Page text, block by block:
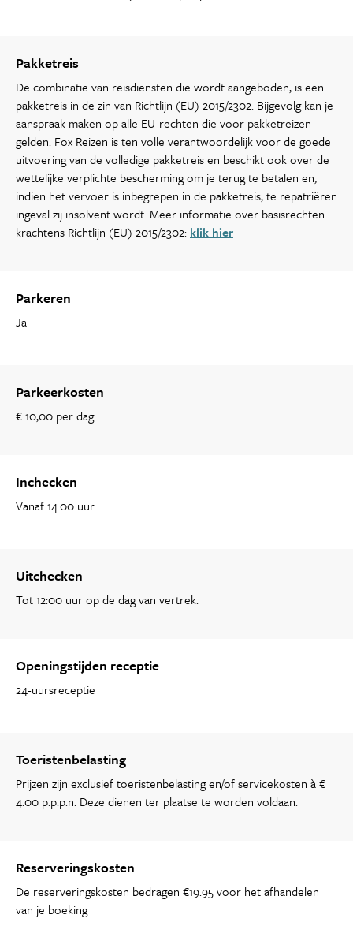
Pakketreis
De combinatie van reisdiensten die wordt aangeboden, is een
pakketreis in de zin van Richtlijn (EU) 2015/2302. Bijgevolg kan je
aanspraak maken op alle EU-rechten die voor pakketreizen
gelden. Fox Reizen is ten volle verantwoordelijk voor de goede
uitvoering van de volledige pakketreis en beschikt ook over de
wettelijke verplichte bescherming om je terug te betalen en,
indien het vervoer is inbegrepen in de pakketreis, te repatriëren
ingeval zij insolvent wordt. Meer informatie over basisrechten
krachtens Richtlijn (EU) 2015/2302: klik hier
Parkeren
Ja
Parkeerkosten
€ 10,00 per dag
Inchecken
Vanaf 14:00 uur.
Uitchecken
Tot 12:00 uur op de dag van vertrek.
Openingstijden receptie
24-uursreceptie
Toeristenbelasting
Prijzen zijn exclusief toeristenbelasting en/of servicekosten à €
4.00 p.p.p.n. Deze dienen ter plaatse te worden voldaan.
Reserveringskosten
De reserveringskosten bedragen €19.95 voor het afhandelen
van je boeking